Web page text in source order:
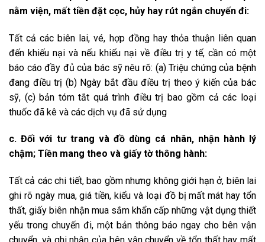
nằm viện, mất tiền đặt cọc, hủy hay rút ngắn chuyến đi:
Tất cả các biên lai, vé, hợp đồng hay thỏa thuận liên quan
đến khiếu nại và nếu khiếu nại về điều trị y tế, cần có một
báo cáo đầy đủ của bác sỹ nêu rõ: (a) Triệu chứng của bệnh
đang điều trị (b) Ngày bắt đầu điều trị theo ý kiến của bác
sỹ, (c) bản tóm tắt quá trình điều trị bao gồm cả các loại
thuốc đã kê và các dịch vụ đã sử dụng
c. Đối với tư trang và đồ dùng cá nhân, nhận hành lý
chậm; Tiền mang theo và giấy tờ thông hành:
Tất cả các chi tiết, bao gồm nhưng không giới hạn ở, biên lai
ghi rõ ngày mua, giá tiền, kiểu và loại đồ bị mất mát hay tổn
thất, giấy biên nhận mua sắm khẩn cấp những vật dụng thiết
yếu trong chuyến đi, một bản thông báo ngay cho bên vận